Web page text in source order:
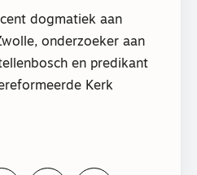
dogmatiek aan
onderzoeker aan
en predikant
Kerk